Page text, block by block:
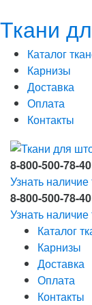
Ткани
Каталог
Карнизы
Доставка
Оплата
Контакты
8-800-500-78-40
Узнать
8-800-500-78-40
Узнать
Каталог
Карнизы
Доставка
Оплата
Контакты